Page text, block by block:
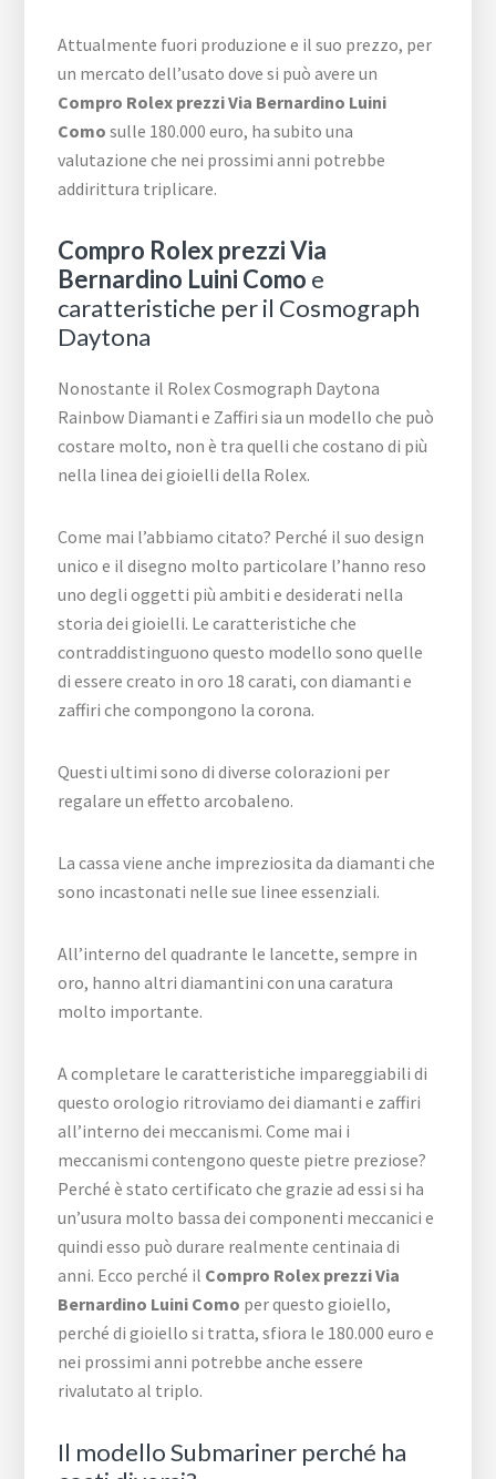
Attualmente fuori produzione e il suo prezzo, per
un mercato dell’usato dove si può avere un
Compro Rolex prezzi Via Bernardino Luini
Como sulle 180.000 euro, ha subito una
valutazione che nei prossimi anni potrebbe
addirittura triplicare.
Compro Rolex prezzi Via
Bernardino Luini Como e
caratteristiche per il Cosmograph
Daytona
Nonostante il Rolex Cosmograph Daytona
Rainbow Diamanti e Zaffiri sia un modello che può
costare molto, non è tra quelli che costano di più
nella linea dei gioielli della Rolex.
Come mai l’abbiamo citato? Perché il suo design
unico e il disegno molto particolare l’hanno reso
uno degli oggetti più ambiti e desiderati nella
storia dei gioielli. Le caratteristiche che
contraddistinguono questo modello sono quelle
di essere creato in oro 18 carati, con diamanti e
zaffiri che compongono la corona.
Questi ultimi sono di diverse colorazioni per
regalare un effetto arcobaleno.
La cassa viene anche impreziosita da diamanti che
sono incastonati nelle sue linee essenziali.
All’interno del quadrante le lancette, sempre in
oro, hanno altri diamantini con una caratura
molto importante.
A completare le caratteristiche impareggiabili di
questo orologio ritroviamo dei diamanti e zaffiri
all’interno dei meccanismi. Come mai i
meccanismi contengono queste pietre preziose?
Perché è stato certificato che grazie ad essi si ha
un’usura molto bassa dei componenti meccanici e
quindi esso può durare realmente centinaia di
anni. Ecco perché il Compro Rolex prezzi Via
Bernardino Luini Como per questo gioiello,
perché di gioiello si tratta, sfiora le 180.000 euro e
nei prossimi anni potrebbe anche essere
rivalutato al triplo.
Il modello Submariner perché ha